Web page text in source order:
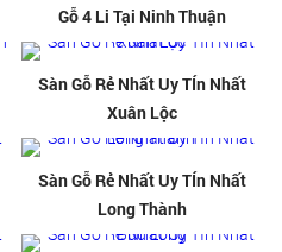
Gỗ 4 Li Tại Ninh Thuận
Sàn Gỗ Rẻ Nhất Uy TÍn Nhất
Xuân Lộc
Sàn Gỗ Rẻ Nhất Uy TÍn Nhất
Long Thành